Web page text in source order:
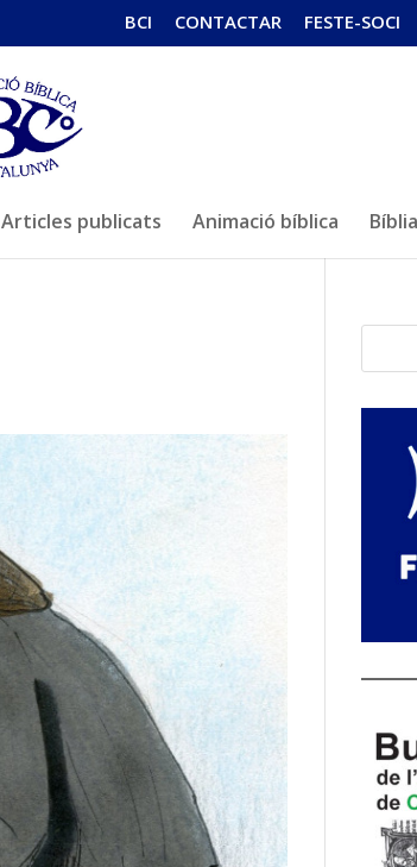
BCI CONTACTAR FESTE-SOCI
Articles publicats Animació bíblica